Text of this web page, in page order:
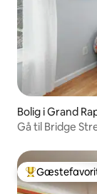
Bolig i Grand
Gå til Bridge
Bedste